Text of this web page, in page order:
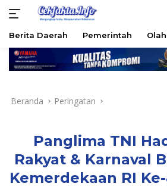
Langsung
Berita Daerah Pemerintah
Beranda Peringatan
Panglima TNI
Rakyat & Karnaval
Kemerdekaan RI